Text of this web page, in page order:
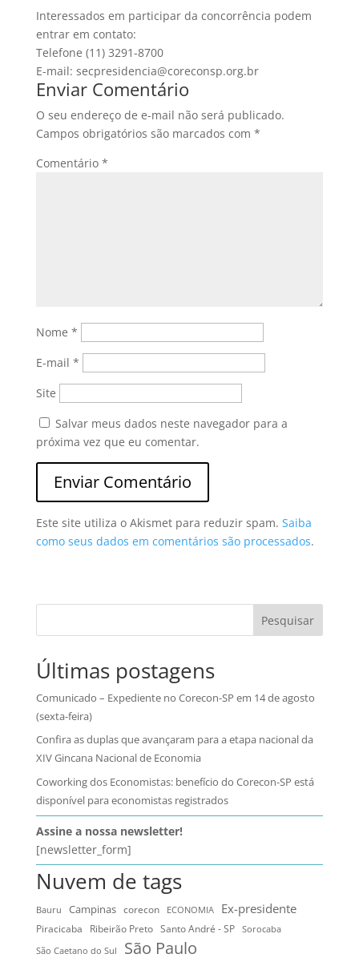
Interessados em participar da concorrência podem
entrar em contato:
Telefone (11) 3291-8700
E-mail: secpresidencia@coreconsp.org.br
Enviar Comentário
O seu endereço de e-mail não será publicado.
Campos obrigatórios são marcados com *
Comentário *
Nome *
E-mail *
Site
Salvar meus dados neste navegador para a
próxima vez que eu comentar.
Este site utiliza o Akismet para reduzir spam. Saiba
como seus dados em comentários são processados.
Pesquisar
Últimas postagens
Comunicado – Expediente no Corecon-SP em 14 de agosto
(sexta-feira)
Confira as duplas que avançaram para a etapa nacional da
XIV Gincana Nacional de Economia
Coworking dos Economistas: benefício do Corecon-SP está
disponível para economistas registrados
Assine a nossa newsletter!
[newsletter_form]
Nuvem de tags
Bauru Campinas corecon ECONOMIA Ex-presidente
Piracicaba Ribeirão Preto Santo André - SP
Sorocaba
São Caetano do Sul
São Paulo